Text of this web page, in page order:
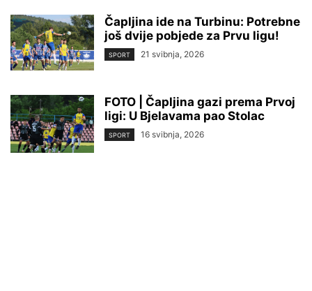
Čapljina ide na Turbinu: Potrebne
još dvije pobjede za Prvu ligu!
SPORT 21 svibnja, 2026
FOTO | Čapljina gazi prema Prvoj
ligi: U Bjelavama pao Stolac
SPORT 16 svibnja, 2026